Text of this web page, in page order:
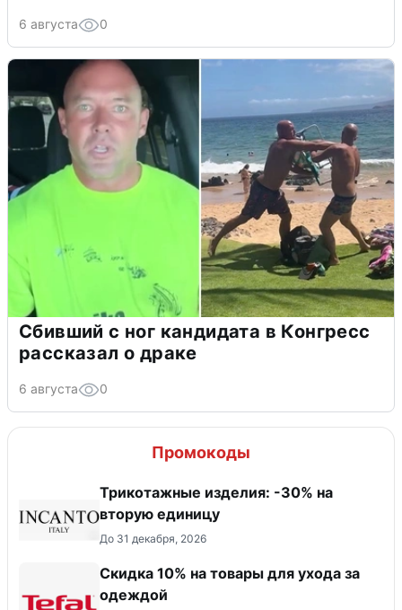
6 августа 0
Сбивший с ног кандидата в Конгресс
рассказал о драке
6 августа 0
Промокоды
Трикотажные изделия: -30% на
вторую единицу
До 31 декабря, 2026
Скидка 10% на товары для ухода за
одеждой